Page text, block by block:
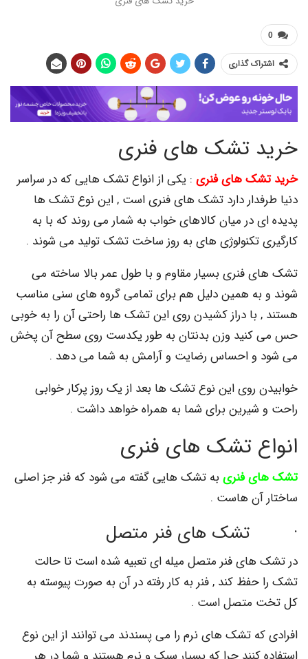
گذاری
تشک های فنری
های فنری: یکی از انواع تشک هایی که در سراسر
دارد تشک های فنری است , این نوع تشک ها
در میان کالاهای خواب به شمار می روند که با به
تکنولوژی های به روز ساخت تشک تولید می شوند .
فنری بسیار مقاوم و با طول عمر بالا ساخته می
همین دلیل هم برای تمامی گروه های سنی مناسب
دراز کشیدن روی این تشک ها راحتی آن را به خوبی
وزن بدنتان به طور یکدست روی سطح آن پخش
احساس رضایت و آرامش به شما می دهد .
روی این نوع تشک ها بعد از یک روز پرکار خوابی
برای شما به همراه خواهد داشت .
تشک های فنری
فنریبه تشک هایی گفته می شود که فنر جز اصلی
آن هاست .
های فنر متصل
فنر متصل میله ای تعبیه شده است تا حالت
کند , فنر به کار رفته در آن به صورت پیوسته به
متصل است .
تشک های نرم را می پسندند می توانند از این نوع